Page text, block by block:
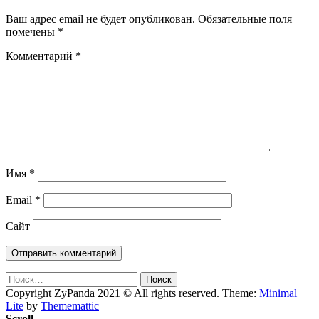
Ваш адрес email не будет опубликован. Обязательные поля
помечены *
Комментарий *
Имя *
Email *
Сайт
Найти:
Copyright ZyPanda 2021 © All rights reserved. Theme: Minimal
Lite by Thememattic